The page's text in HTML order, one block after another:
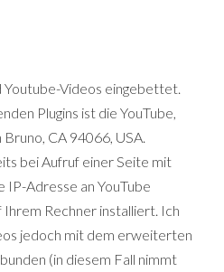
Videos eingebettet.
Plugins ist die YouTube,
CA 94066, USA.
bei Aufruf einer Seite mit
Adresse an YouTube
Rechner installiert. Ich
jedoch mit dem erweiterten
(in diesem Fall nimmt